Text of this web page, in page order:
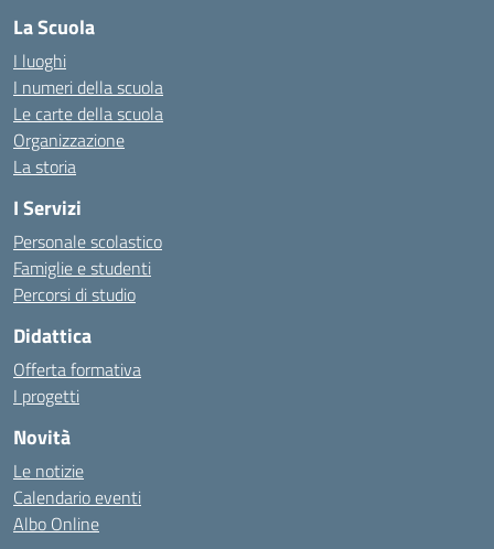
La Scuola
I luoghi
I numeri della scuola
Le carte della scuola
Organizzazione
La storia
I Servizi
Personale scolastico
Famiglie e studenti
Percorsi di studio
Didattica
Offerta formativa
I progetti
Novità
Le notizie
Calendario eventi
Albo Online